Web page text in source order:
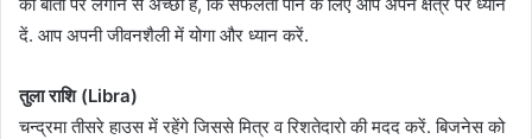
दें. आप अपनी जीवनशैली में योगा और ध्यान करें.
तुला राशि (Libra)
चन्द्रमा तीसरे हाउस में रहेंगे जिससे मित्र व रिशतेदारो की मदद करें. बिजनेस को